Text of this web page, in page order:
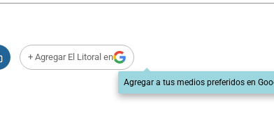
+ Agregar El Litoral en
Agregar a tus medios preferidos en